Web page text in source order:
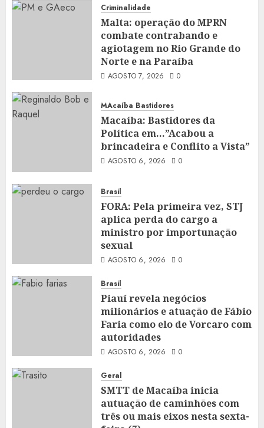
Criminalidade
Malta: operação do MPRN
combate contrabando e
agiotagem no Rio Grande do
Norte e na Paraíba
AGOSTO 7, 2026 0
MAcaíba Bastidores
Macaíba: Bastidores da
Política em…”Acabou a
brincadeira e Conflito a Vista”
AGOSTO 6, 2026 0
Brasil
FORA: Pela primeira vez, STJ
aplica perda do cargo a
ministro por importunação
sexual
AGOSTO 6, 2026 0
Brasil
Piauí revela negócios
milionários e atuação de Fábio
Faria como elo de Vorcaro com
autoridades
AGOSTO 6, 2026 0
Geral
SMTT de Macaíba inicia
autuação de caminhões com
três ou mais eixos nesta sexta-